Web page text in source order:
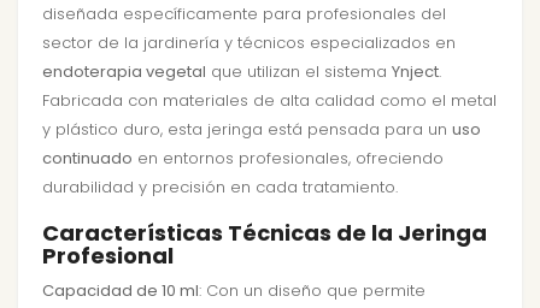
diseñada específicamente para profesionales del
sector de la jardinería y técnicos especializados en
endoterapia vegetal que utilizan el sistema Ynject.
Fabricada con materiales de alta calidad como el metal
y plástico duro, esta jeringa está pensada para un uso
continuado en entornos profesionales, ofreciendo
durabilidad y precisión en cada tratamiento.
Características Técnicas de la Jeringa
Profesional
Capacidad de 10 ml: Con un diseño que permite